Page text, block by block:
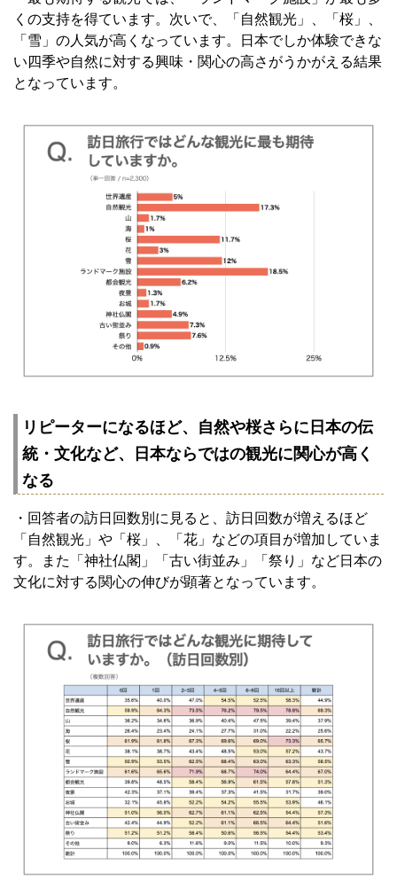
くの支持を得ています。次いで、「自然観光」、「桜」、
「雪」の人気が高くなっています。日本でしか体験できな
い四季や自然に対する興味・関心の高さがうかがえる結果
となっています。
リピーターになるほど、自然や桜さらに日本の伝
統・文化など、日本ならではの観光に関心が高く
なる
・回答者の訪日回数別に見ると、訪日回数が増えるほど
「自然観光」や「桜」、「花」などの項目が増加していま
す。また「神社仏閣」「古い街並み」「祭り」など日本の
文化に対する関心の伸びが顕著となっています。